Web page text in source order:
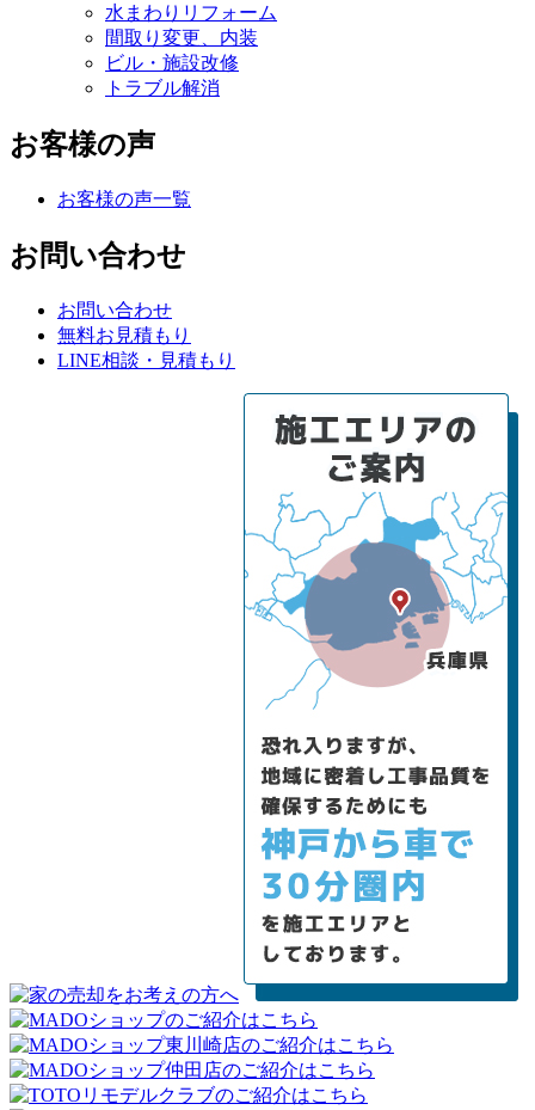
水まわりリフォーム
間取り変更、内装
ビル・施設改修
トラブル解消
お客様の声
お客様の声一覧
お問い合わせ
お問い合わせ
無料お見積もり
LINE相談・見積もり